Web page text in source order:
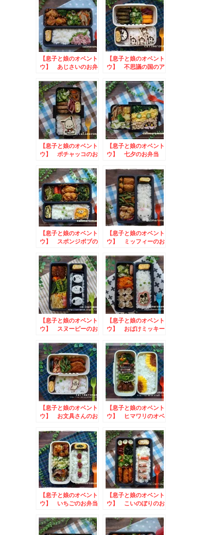
コンテスト
【息子と娘のオベント
ウ】 あじさいのお弁
【息子と娘のオベント
ウ】 不思議の国のア
【息子と娘のオベント
ウ】 ポチャッコのお
【息子と娘のオベント
ウ】 七夕のお弁当
【息子と娘のオベント
ウ】 スポンジボブの
【息子と娘のオベント
ウ】 ミッフィーのお
【息子と娘のオベント
ウ】 スヌーピーのお
【息子と娘のオベント
ウ】 おばけミッキー
【息子と娘のオベント
ウ】 お文具さんのお
【息子と娘のオベント
ウ】 ヒマワリのオベ
【息子と娘のオベント
ウ】 いちごのお弁当
【息子と娘のオベント
ウ】 こいのぼりのお